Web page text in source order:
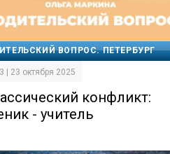
ВОПРОС. ПЕТЕРБУРГ
| 23 октября 2025
конфликт:
- учитель